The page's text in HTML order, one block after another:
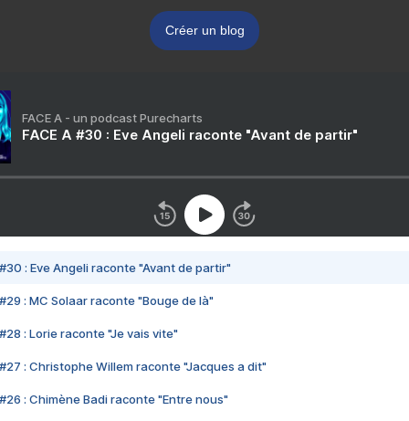
Créer un blog
FACE A - un podcast Purecharts
FACE A #30 : Eve Angeli raconte "Avant de partir"
#30 : Eve Angeli raconte "Avant de partir"
#29 : MC Solaar raconte "Bouge de là"
#28 : Lorie raconte "Je vais vite"
#27 : Christophe Willem raconte "Jacques a dit"
#26 : Chimène Badi raconte "Entre nous"